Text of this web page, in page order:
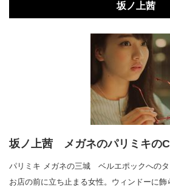
坂ノ上茜
坂ノ上茜 メガネのパリミキの
パリミキ メガネの三城 ベルエポックへの
お店の前に立ち止まる女性。ウィンドーに